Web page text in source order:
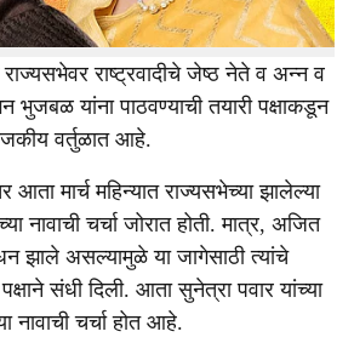
आहे.
राज्यसभेवर राष्ट्रवादीचे जेष्ठ नेते व अन्न व
भुजबळ यांना पाठवण्याची तयारी पक्षाकडून
वर्तुळात आहे.
आता मार्च महिन्यात राज्यसभेच्या झालेल्या
नावाची चर्चा जोरात होती. मात्र, अजित
झाले असल्यामुळे या जागेसाठी त्यांचे
संधी दिली. आता सुनेत्रा पवार यांच्या
नावाची चर्चा होत आहे.